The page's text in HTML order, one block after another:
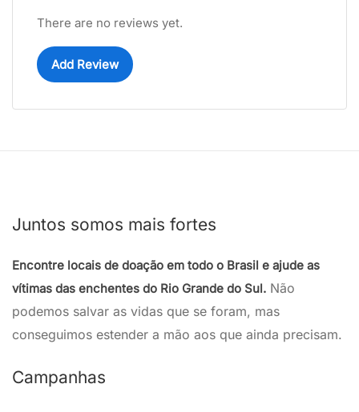
There are no reviews yet.
Add Review
Juntos somos mais fortes
Encontre locais de doação em todo o Brasil e ajude as
vítimas das enchentes do Rio Grande do Sul. Não
podemos salvar as vidas que se foram, mas
conseguimos estender a mão aos que ainda precisam.
Campanhas